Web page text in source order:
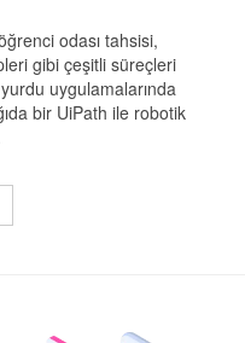
odası tahsisi,
gibi çeşitli süreçleri
uygulamalarında
bir UiPath ile robotik